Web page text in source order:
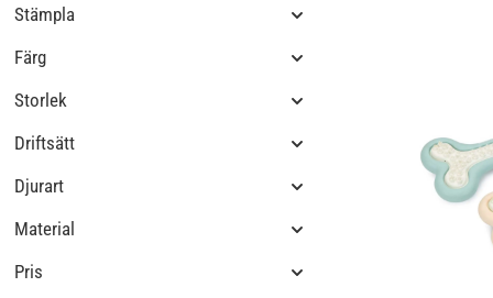
Stämpla
Färg
Storlek
Driftsätt
Djurart
Material
Pris